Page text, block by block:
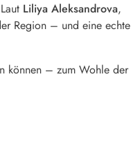
Liliya Aleksandrova,
Region – und eine echte
können – zum Wohle der